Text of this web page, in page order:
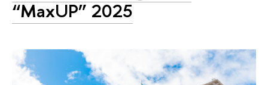
“MaxUP” 2025